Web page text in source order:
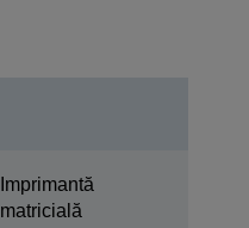
Imprimantă
matricială